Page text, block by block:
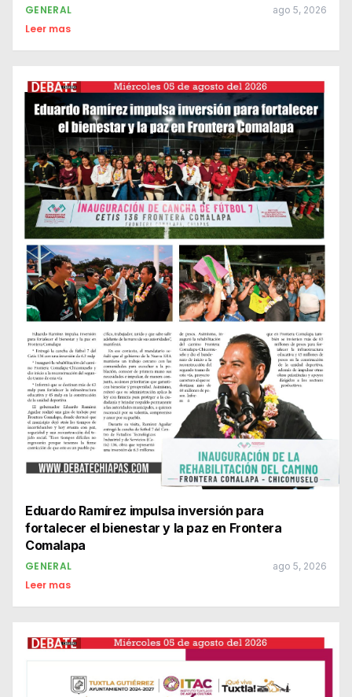
GENERAL ago 5, 2026
Leer mas
Eduardo Ramírez impulsa inversión para
fortalecer el bienestar y la paz en Frontera
Comalapa
GENERAL ago 5, 2026
Leer mas